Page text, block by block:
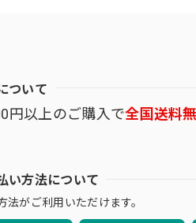
ついて
円以上のご購入で全国送料
い方法について
法がご利用いただけます。